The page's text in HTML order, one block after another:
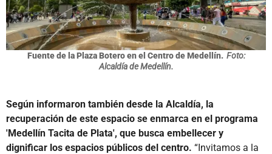
Fuente de la Plaza Botero en el Centro de Medellín. Foto:
Alcaldía de Medellín.
Según informaron también desde la Alcaldía, la
recuperación de este espacio se enmarca en el programa
'Medellín Tacita de Plata', que busca embellecer y
dignificar los espacios públicos del centro. “Invitamos a la